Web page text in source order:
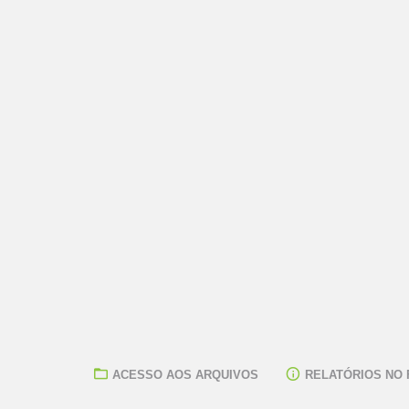
ACESSO AOS ARQUIVOS RELATÓRIOS NO